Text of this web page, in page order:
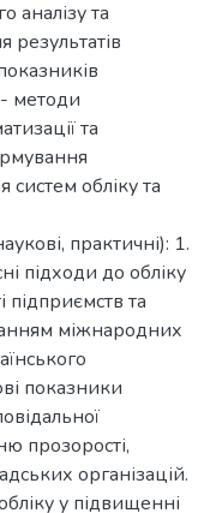
аналізу та
- методи
та
обліку та
практичні): 1.
підходи до обліку
підприємств та
міжнародних
показники
прозорості,
організацій.
у підвищенні